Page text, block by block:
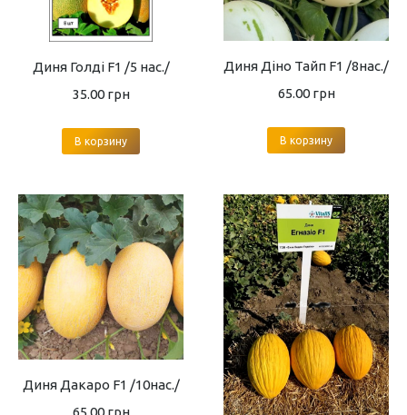
Диня Голді F1 /5 нас./
35.00 грн
В корзину
Диня Діно Тайп F1 /8нас./
65.00 грн
В корзину
Диня Дакаро F1 /10нас./